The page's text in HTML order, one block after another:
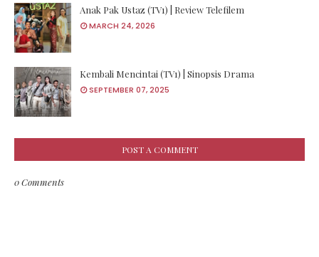
Anak Pak Ustaz (TV1) | Review Telefilem
MARCH 24, 2026
Kembali Mencintai (TV1) | Sinopsis Drama
SEPTEMBER 07, 2025
POST A COMMENT
0 Comments